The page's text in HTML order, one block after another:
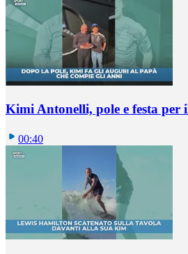
Kimi Antonelli, pole e festa per
00:40